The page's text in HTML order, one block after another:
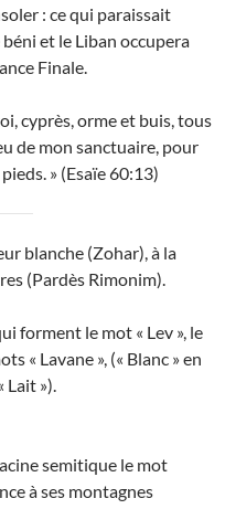
: ce qui paraissait
et le Liban occupera
Finale.
cyprès, orme et buis, tous
de mon sanctuaire, pour
» (Esaïe 60:13)
blanche (Zohar), à la
(Pardès Rimonim).
forment le mot « Lev », le
« Lavane », (« Blanc » en
Lait »).
semitique le mot
à ses montagnes